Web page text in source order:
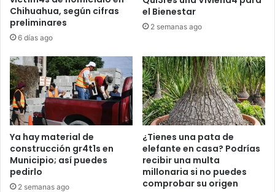
Chihuahua, según cifras
preliminares
6 días ago
el Bienestar
2 semanas ago
Ya hay material de
construcción gr4t1s en
Municipio; así puedes
pedirlo
2 semanas ago
¿Tienes una pata de
elefante en casa? Podrías
recibir una multa
millonaria si no puedes
comprobar su origen